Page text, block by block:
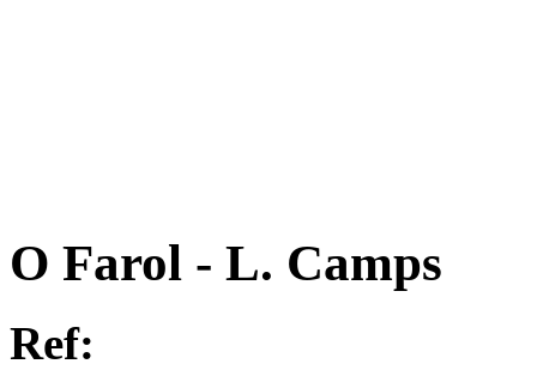
O Farol - L. Camps
Ref: